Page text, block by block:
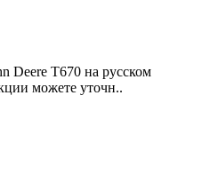
Deere T670 на русском
можете уточн..